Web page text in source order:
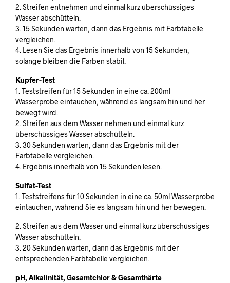
2. Streifen entnehmen und einmal kurz überschüssiges
Wasser abschütteln.
3. 15 Sekunden warten, dann das Ergebnis mit Farbtabelle
vergleichen.
4. Lesen Sie das Ergebnis innerhalb von 15 Sekunden,
solange bleiben die Farben stabil.
Kupfer-Test
1. Teststreifen für 15 Sekunden in eine ca. 200ml
Wasserprobe eintauchen, während es langsam hin und her
bewegt wird.
2. Streifen aus dem Wasser nehmen und einmal kurz
überschüssiges Wasser abschütteln.
3. 30 Sekunden warten, dann das Ergebnis mit der
Farbtabelle vergleichen.
4. Ergebnis innerhalb von 15 Sekunden lesen.
Sulfat-Test
1. Teststreifens für 10 Sekunden in eine ca. 50ml Wasserprobe
eintauchen, während Sie es langsam hin und her bewegen.
2. Streifen aus dem Wasser und einmal kurz überschüssiges
Wasser abschütteln.
3. 20 Sekunden warten, dann das Ergebnis mit der
entsprechenden Farbtabelle vergleichen.
pH, Alkalinität, Gesamtchlor & Gesamthärte